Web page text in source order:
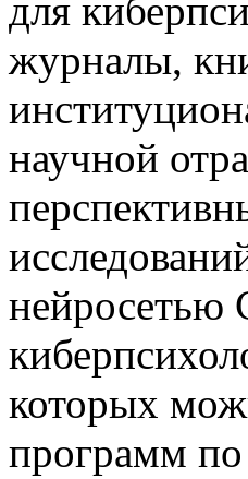
для
журналы,
научной
нейросетью
которых
программ